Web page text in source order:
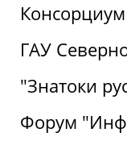
ГАУ
"Знатоки
Форум